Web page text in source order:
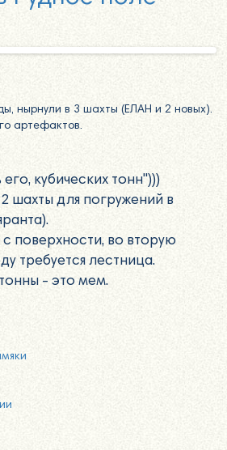
нырнули в 3 шахты (ЕЛАН и 2 новых).
артефактов.
его, кубических тонн")))
шахты для погружений в
поверхности, во вторую
требуется лестница.
тонны - это мем.